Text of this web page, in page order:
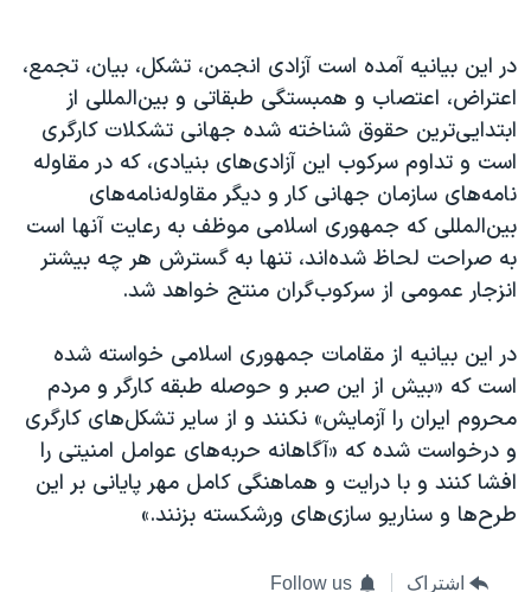
در این بیانیه آمده است آزادی انجمن، تشکل، بیان، تجمع،
اعتراض، اعتصاب و همبستگی طبقاتی و بین‌المللی از
ابتدایی‌ترین حقوق شناخته شده جهانی تشکلات کارگری
است و تداوم سرکوب این آزادی‌های بنیادی، که در مقاوله
نامه‌های سازمان جهانی کار و دیگر مقاوله‌نامه‌های
بین‌المللی که جمهوری اسلامی موظف به رعایت آنها است
به صراحت لحاظ شده‌اند، تنها به گسترش هر چه بیشتر
انزجار عمومی از سرکوب‌گران منتج خواهد شد.
در این بیانیه از مقامات جمهوری اسلامی خواسته شده
است که «بیش از این صبر و حوصله طبقه کارگر و مردم
محروم ایران را آزمایش» نکنند و از سایر تشکل‌های کارگری
و درخواست شده که «آگاهانه حربه‌های عوامل امنیتی را
افشا کنند و با درایت و هماهنگی کامل مهر پایانی بر این
طرح‌ها و سناریو سازی‌های ورشکسته بزنند.»
اشتراک Follow us